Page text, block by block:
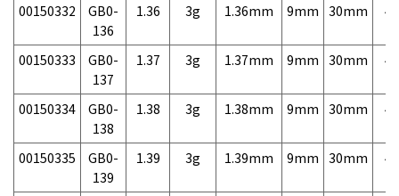
00150332
GB0-
136
1.36 3g 1.36mm 9mm 30mm
00150333
GB0-
137
1.37 3g 1.37mm 9mm 30mm
00150334
GB0-
138
1.38 3g 1.38mm 9mm 30mm
00150335
GB0-
139
1.39 3g 1.39mm 9mm 30mm